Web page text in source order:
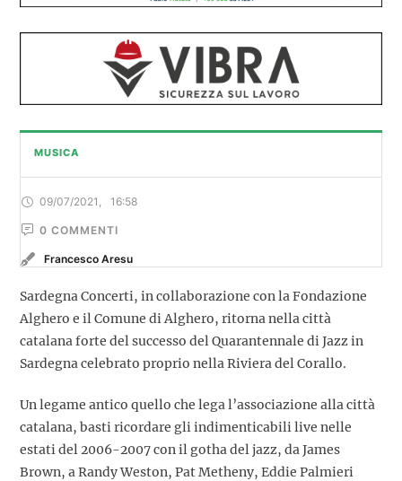
MUSICA
09/07/2021 16:58
0 COMMENTI
Francesco Aresu
Sardegna Concerti, in collaborazione con la Fondazione
Alghero e il Comune di Alghero, ritorna nella città
catalana forte del successo del Quarantennale di Jazz in
Sardegna celebrato proprio nella Riviera del Corallo.
Un legame antico quello che lega l’associazione alla città
catalana, basti ricordare gli indimenticabili live nelle
estati del 2006-2007 con il gotha del jazz, da James
Brown, a Randy Weston, Pat Metheny, Eddie Palmieri